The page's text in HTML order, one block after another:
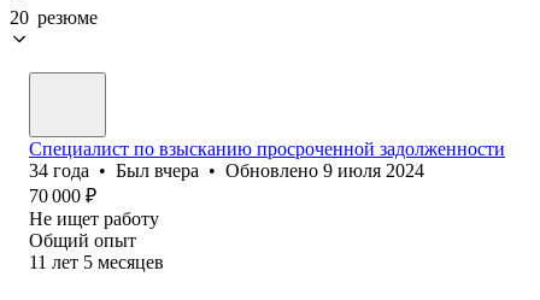
20 резюме
Специалист по взысканию просроченной задолженности
34 года • Был вчера • Обновлено 9 июля 2024
70 000 ₽
Не ищет работу
Общий опыт
11 лет 5 месяцев